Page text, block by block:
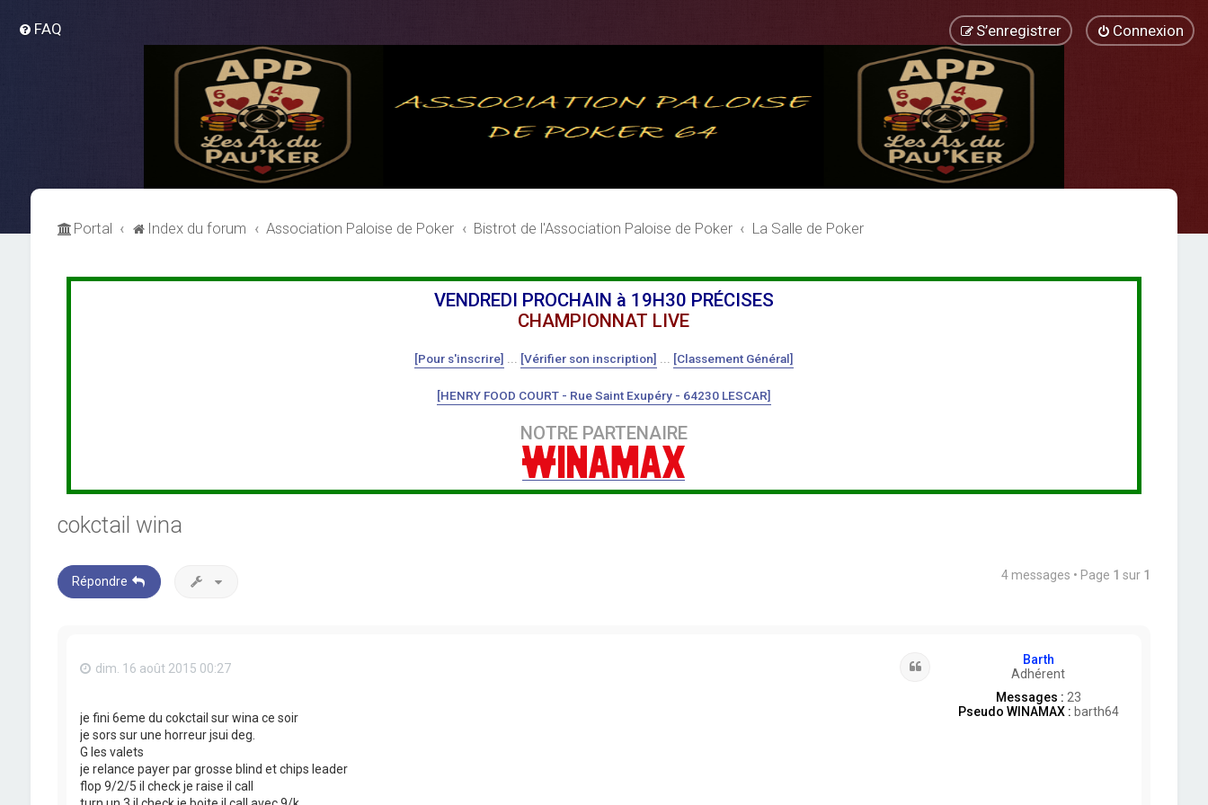
FAQ Connexion
S’enregistrer
Portal Index du forum Association Paloise de Poker Bistrot de l'Association Paloise de Poker La Salle de Poker
VENDREDI PROCHAIN à 19H30 PRÉCISES
CHAMPIONNAT LIVE
[Pour s'inscrire] [Vérifier son inscription] [Classement Général]
[HENRY FOOD COURT - Rue Saint Exupéry - 64230 LESCAR]
NOTRE PARTENAIRE
cokctail wina
Répondre 4 messages • Page 1 sur 1
Barth
Adhérent
Messages : 23
Pseudo WINAMAX : barth64
dim. 16 août 2015 00:27
je fini 6eme du cokctail sur wina ce soir
je sors sur une horreur jsui deg.
G les valets
je relance payer par grosse blind et chips leader
flop 9/2/5 il check je raise il call